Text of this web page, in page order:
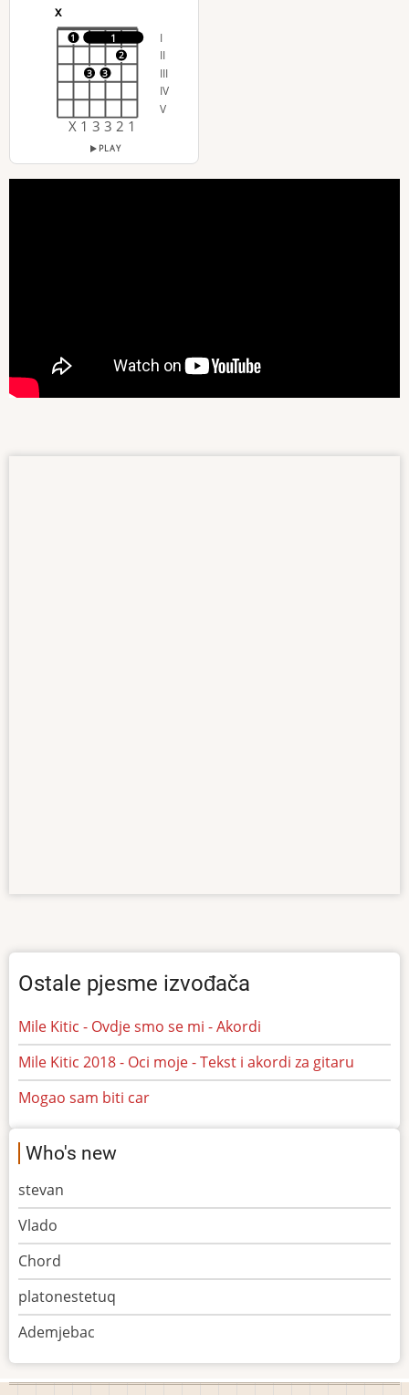
x
I
II
III
IV
V
1
1
3 3
2
X 1 3 3 2 1
PLAY
Ostale pjesme izvođača
Mile Kitic - Ovdje smo se mi - Akordi
Mile Kitic 2018 - Oci moje - Tekst i akordi za gitaru
Mogao sam biti car
Who's new
stevan
Vlado
Chord
platonestetuq
Ademjebac